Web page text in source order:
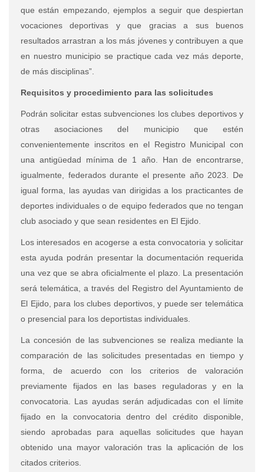
que están empezando, ejemplos a seguir que despiertan
vocaciones deportivas y que gracias a sus buenos
resultados arrastran a los más jóvenes y contribuyen a que
en nuestro municipio se practique cada vez más deporte,
de más disciplinas”.
Requisitos y procedimiento para las solicitudes
Podrán solicitar estas subvenciones los clubes deportivos y
otras asociaciones del municipio que estén
convenientemente inscritos en el Registro Municipal con
una antigüedad mínima de 1 año. Han de encontrarse,
igualmente, federados durante el presente año 2023. De
igual forma, las ayudas van dirigidas a los practicantes de
deportes individuales o de equipo federados que no tengan
club asociado y que sean residentes en El Ejido.
Los interesados en acogerse a esta convocatoria y solicitar
esta ayuda podrán presentar la documentación requerida
una vez que se abra oficialmente el plazo. La presentación
será telemática, a través del Registro del Ayuntamiento de
El Ejido, para los clubes deportivos, y puede ser telemática
o presencial para los deportistas individuales.
La concesión de las subvenciones se realiza mediante la
comparación de las solicitudes presentadas en tiempo y
forma, de acuerdo con los criterios de valoración
previamente fijados en las bases reguladoras y en la
convocatoria. Las ayudas serán adjudicadas con el límite
fijado en la convocatoria dentro del crédito disponible,
siendo aprobadas para aquellas solicitudes que hayan
obtenido una mayor valoración tras la aplicación de los
citados criterios.